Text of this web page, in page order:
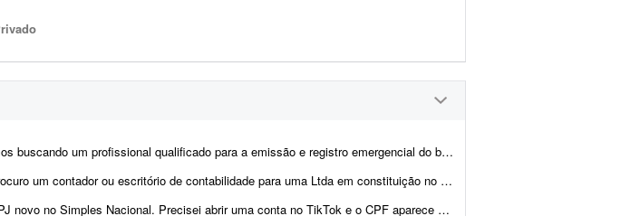
um profissional qualificado para a emissão e registro emergencial do balanço patrimonial e da Demonstração do Resultado do Exercício (DRE) refere...
ou escritório de contabilidade para uma Ltda em constituição no Rio de Janeiro, com sócio estrangeiro não residente (belga)....
Precisei abrir uma conta no TikTok e o CPF aparece com meu nome de casada; por isso houve divergência no nome registrado na ...